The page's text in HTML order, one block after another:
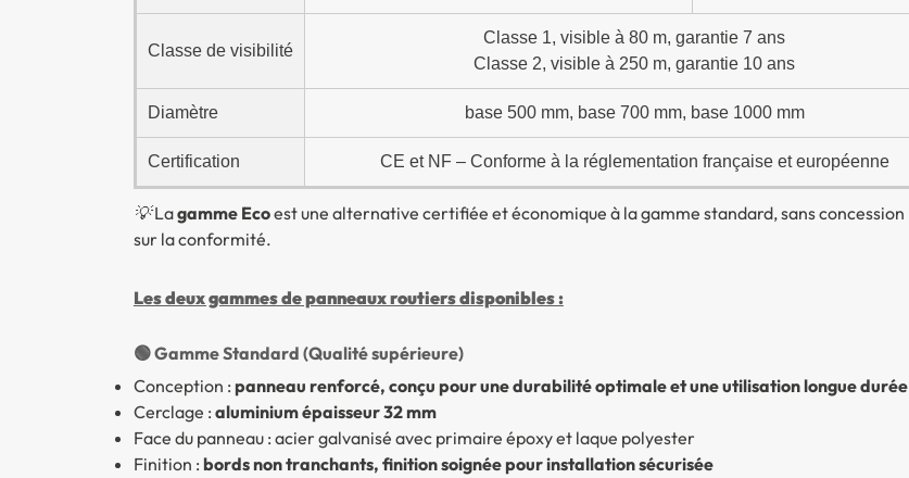
Classe de visibilité
Classe 1, visible à 80 m, garantie 7 ans
Classe 2, visible à 250 m, garantie 10 ans
Diamètre base 500 mm, base 700 mm, base 1000 mm
Certification CE et NF – Conforme à la réglementation française et européenne
💡 Lagamme Ecoest une alternative certifiée et économique à la gamme standard, sans concession
sur la conformité.
Les deux gammes de panneaux routiers disponibles :
🟢 Gamme Standard (Qualité supérieure)
Conception : panneau renforcé, conçu pour une durabilité optimale et une utilisation longue durée
Cerclage : aluminium épaisseur 32 mm
Face du panneau : acier galvanisé avec primaire époxy et laque polyester
Finition : bords non tranchants, finition soignée pour installation sécurisée